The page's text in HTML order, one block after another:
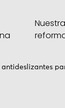
antideslizantes